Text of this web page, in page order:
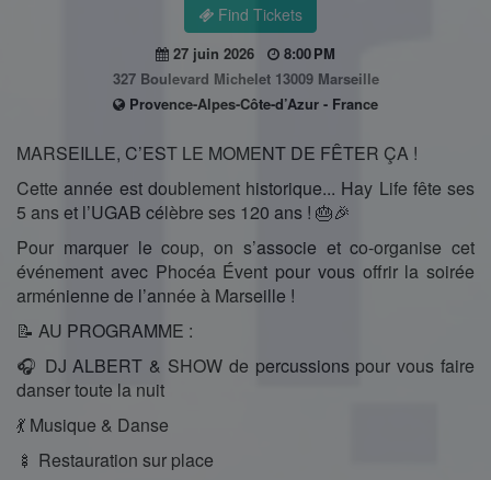
Find Tickets
27 juin 2026
8:00 PM
327 Boulevard Michelet 13009 Marseille
Provence-Alpes-Côte-d’Azur - France
MARSEILLE, C’EST LE MOMENT DE FÊTER ÇA !
Cette année est doublement historique... Hay Life fête ses
5 ans et l’UGAB célèbre ses 120 ans ! 🎂🎉
Pour marquer le coup, on s’associe et co-organise cet
événement avec Phocéa Évent pour vous offrir la soirée
arménienne de l’année à Marseille !
📝 AU PROGRAMME :
🎧 DJ ALBERT & SHOW de percussions pour vous faire
danser toute la nuit
💃 Musique & Danse
🍢 Restauration sur place